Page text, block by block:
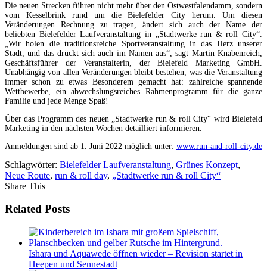
Die neuen Strecken führen nicht mehr über den Ostwestfalendamm, sondern
vom Kesselbrink rund um die Bielefelder City herum. Um diesen
Veränderungen Rechnung zu tragen, ändert sich auch der Name der
beliebten Bielefelder Laufveranstaltung in „Stadtwerke run & roll City“.
„Wir holen die traditionsreiche Sportveranstaltung in das Herz unserer
Stadt, und das drückt sich auch im Namen aus“, sagt Martin Knabenreich,
Geschäftsführer der Veranstalterin, der Bielefeld Marketing GmbH.
Unabhängig von allen Veränderungen bleibt bestehen, was die Veranstaltung
immer schon zu etwas Besonderem gemacht hat: zahlreiche spannende
Wettbewerbe, ein abwechslungsreiches Rahmenprogramm für die ganze
Familie und jede Menge Spaß!
Über das Programm des neuen „Stadtwerke run & roll City“ wird Bielefeld
Marketing in den nächsten Wochen detailliert informieren.
Anmeldungen sind ab 1. Juni 2022 möglich unter: www.run-and-roll-city.de
Schlagwörter: Bielefelder Laufveranstaltung, Grünes Konzept,
Neue Route, run & roll day, „Stadtwerke run & roll City“
Share This
Related Posts
Ishara und Aquawede öffnen wieder – Revision startet in
Heepen und Sennestadt